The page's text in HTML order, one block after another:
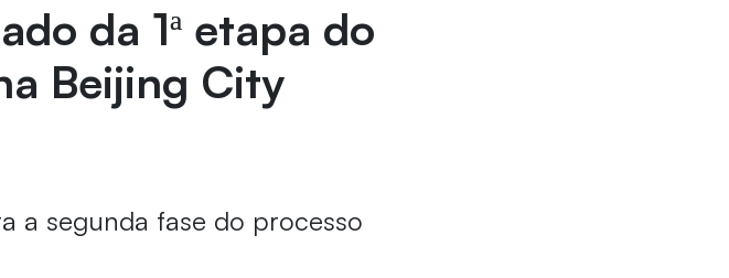
da 1ª etapa do
Beijing City
a segunda fase do processo